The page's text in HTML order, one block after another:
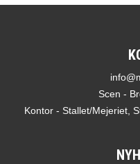
Scen -
Kontor - Stallet/Mejeriet,